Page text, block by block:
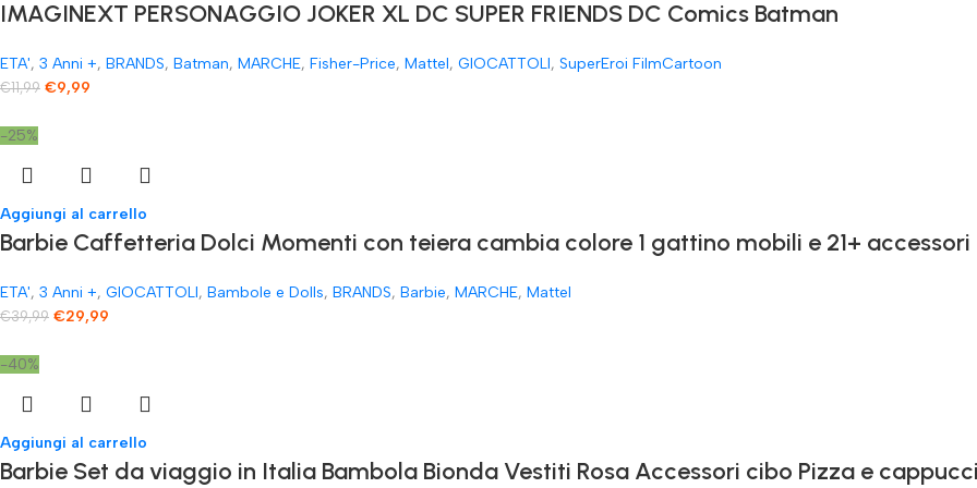
IMAGINEXT PERSONAGGIO JOKER XL DC SUPER FRIENDS DC Comics Batman
ETA', 3 Anni +, BRANDS, Batman, MARCHE, Fisher-Price, Mattel, GIOCATTOLI, SuperEroi FilmCartoon
€11,99 €9,99
-25%
Aggiungi al carrello
​Barbie Caffetteria Dolci Momenti con teiera cambia colore 1 gattino mobili e 21+ accessori
ETA', 3 Anni +, GIOCATTOLI, Bambole e Dolls, BRANDS, Barbie, MARCHE, Mattel
€39,99 €29,99
-40%
Aggiungi al carrello
Barbie Set da viaggio in Italia Bambola Bionda Vestiti Rosa Accessori cibo Pizza e